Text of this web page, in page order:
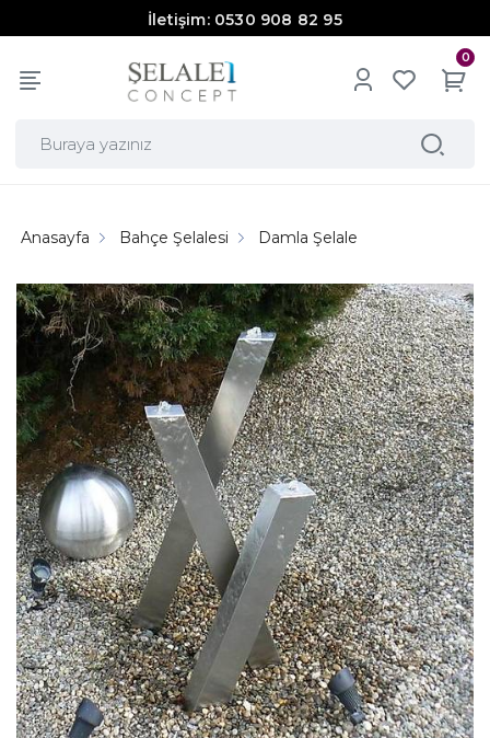
İletişim: 0530 908 82 95
0
Anasayfa Bahçe Şelalesi Damla Şelale